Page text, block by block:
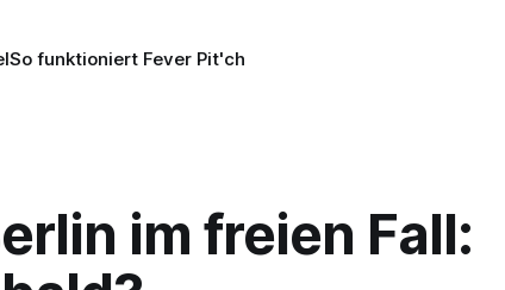
So funktioniert Fever Pit'ch
im freien Fall: